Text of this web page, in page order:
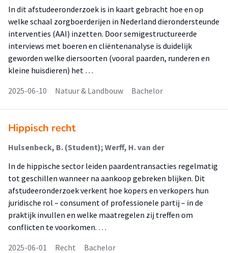
In dit afstudeeronderzoek is in kaart gebracht hoe en op
welke schaal zorgboerderijen in Nederland dierondersteunde
interventies (AAI) inzetten. Door semigestructureerde
interviews met boeren en cliëntenanalyse is duidelijk
geworden welke diersoorten (vooral paarden, runderen en
kleine huisdieren) het …
2025-06-10
Natuur & Landbouw Bachelor
Hippisch recht
Hulsenbeck, B. (Student); Werff, H. van der
In de hippische sector leiden paardentransacties regelmatig
tot geschillen wanneer na aankoop gebreken blijken. Dit
afstudeeronderzoek verkent hoe kopers en verkopers hun
juridische rol – consument of professionele partij – in de
praktijk invullen en welke maatregelen zij treffen om
conflicten te voorkomen. …
2025-06-01
Recht Bachelor